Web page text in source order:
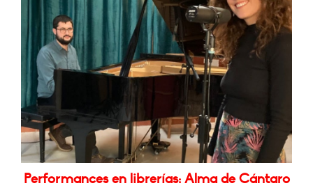
Performances en librerías: Alma de Cántaro